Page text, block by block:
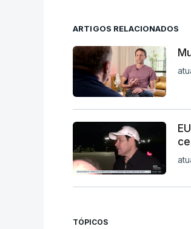
ARTIGOS RELACIONADOS
TÓPICOS